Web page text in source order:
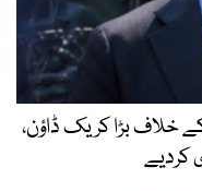
42 کمپنیوں کے خلاف بڑا کریک ڈاؤن،
کردیے